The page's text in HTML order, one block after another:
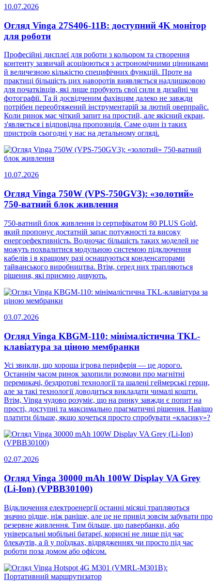
10.07.2026
Огляд Vinga 27S406-11B: доступний 4K монітор
для роботи
Професійні дисплеї для роботи з кольором та створення
контенту зазвичай асоціюються з астрономічними цінниками
й величезною кількістю специфічних функцій. Проте на
практиці більшість цих наворотів виявляється надлишковою
для початківців, які лише пробують свої сили в дизайні чи
фотографії. Та й досвідченим фахівцям далеко не завжди
потрібен переобтяжений інструментарій за лютий оверпрайс.
Коли ринок має чіткий запит на простий, але якісний екран,
з'являється і відповідна пропозиція. Саме один із таких
пристроїв сьогодні у нас на детальному огляді.
10.07.2026
Огляд Vinga 750W (VPS-750GV3): «золотий»
750-ватний блок живлення
750-ватний блок живлення із сертифікатом 80 PLUS Gold,
який пропонує достатній запас потужності та високу
енергоефективність. Водночас більшість таких моделей не
можуть похвалитися модульною системою підключення
кабелів і в кращому разі оснащуються конденсаторами
тайванського виробництва. Втім, серед них трапляються
рішення, які приємно дивують.
03.07.2026
Огляд Vinga KBGM-110: мінімалістична TKL-
клавіатура за ціною мембранки
Усі звикли, що хороша ігрова периферія — це дорого.
Останнім часом ринок захопили розмови про магнітні
перемикачі, бездротові технології та шалені геймерські герци,
але за такі технології доводиться викладати чималі кошти.
Втім, Vinga чудово розуміє, що на ринку завжди є попит на
прості, доступні та максимально прагматичні рішення. Навіщо
платити більше, якщо хочеться просто спробувати «класику»?
02.07.2026
Огляд Vinga 30000 mAh 100W Display VA Grey
(Li-Ion) (VPBB30100)
Відключення електроенергії останні місяці трапляються
значно рідше, ніж раніше, але це не привід зовсім забувати про
резервне живлення. Тим більше, що павербанки, або
універсальні мобільні батареї, корисні не лише під час
блекаутів, а й у поїздках, відрядженнях чи просто під час
роботи поза домом або офісом.